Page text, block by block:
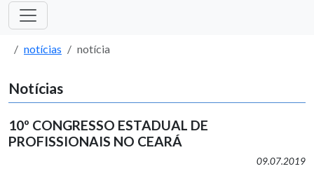
notícias notícia
Notícias
10º CONGRESSO ESTADUAL DE
PROFISSIONAIS NO CEARÁ
09.07.2019